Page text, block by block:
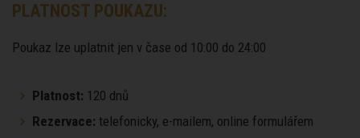
PLATNOST POUKAZU:
Poukaz lze uplatnit jen v čase od 10:00 do 24:00
Platnost: 120 dnů
Rezervace: telefonicky, e-mailem, online formulářem